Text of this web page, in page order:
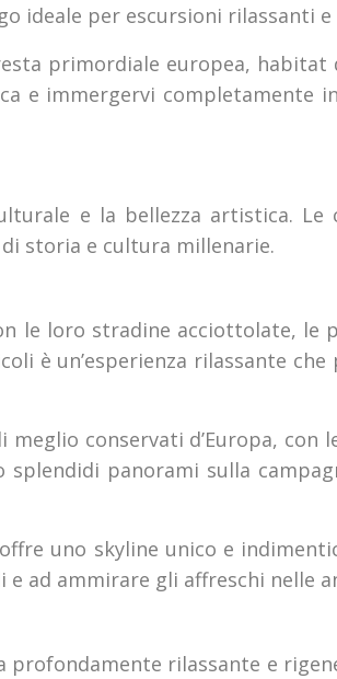
ideale per escursioni rilassanti
primordiale europea,
e immergervi completamente
e la bellezza artistica. Le
storia e cultura millenarie.
le loro stradine acciottolate, le
è un’esperienza rilassante
conservati d’Europa, con
panorami sulla
uno skyline unico e
ad ammirare gli affreschi nelle
profondamente rilassante e